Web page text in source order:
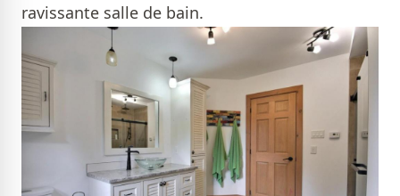
ravissante salle de bain.